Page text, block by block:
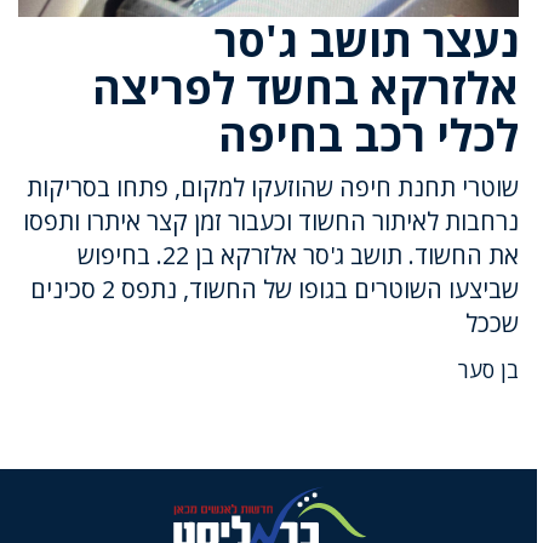
נעצר תושב ג'סר
אלזרקא בחשד לפריצה
לכלי רכב בחיפה
שוטרי תחנת חיפה שהוזעקו למקום, פתחו בסריקות
נרחבות לאיתור החשוד וכעבור זמן קצר איתרו ותפסו
את החשוד. תושב ג'סר אלזרקא בן 22. בחיפוש
שביצעו השוטרים בגופו של החשוד, נתפס 2 סכינים
שככל
בן סער